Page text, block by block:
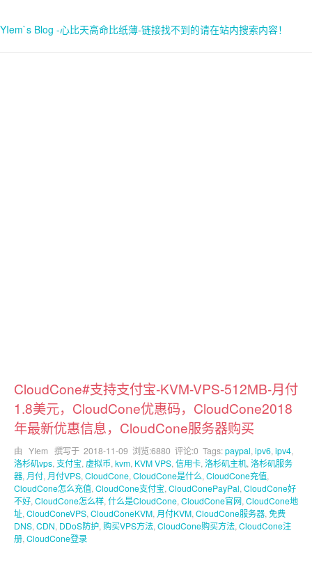
YIem`s Blog -心比天高命比纸薄-链接找不到的请在站内搜索内容！
CloudCone#支持支付宝-KVM-VPS-512MB-月付
1.8美元，CloudCone优惠码，CloudCone2018
年最新优惠信息，CloudCone服务器购买
由 YIem 撰写于 2018-11-09 浏览:6880 评论:0 Tags:paypal, ipv6, ipv4,
洛杉矶vps, 支付宝, 虚拟币, kvm, KVM VPS, 信用卡, 洛杉矶主机, 洛杉矶服务
器, 月付, 月付VPS, CloudCone, CloudCone是什么, CloudCone充值,
CloudCone怎么充值, CloudCone支付宝, CloudConePayPal, CloudCone好
不好, CloudCone怎么样, 什么是CloudCone, CloudCone官网, CloudCone地
址, CloudConeVPS, CloudConeKVM, 月付KVM, CloudCone服务器, 免费
DNS, CDN, DDoS防护, 购买VPS方法, CloudCone购买方法, CloudCone注
册, CloudCone登录